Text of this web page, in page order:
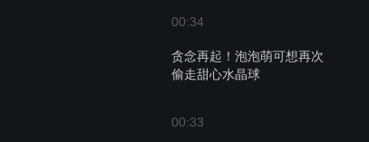
00:34
贪念再起！泡泡萌可想再次
偷走甜心水晶球
00:33